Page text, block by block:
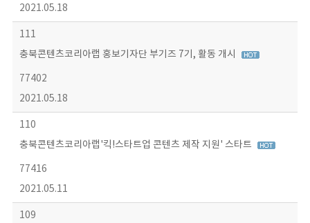
2021.05.18
111
충북콘텐츠코리아랩 홍보기자단 부기즈 7기, 활동 개시
77402
2021.05.18
110
충북콘텐츠코리아랩'킥!스타트업 콘텐츠 제작 지원' 스타트
77416
2021.05.11
109